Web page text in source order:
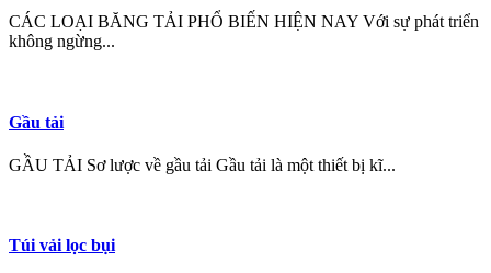
CÁC LOẠI BĂNG TẢI PHỔ BIẾN HIỆN NAY Với sự phát triển
không ngừng...
Gầu tải
GẦU TẢI Sơ lược về gầu tải Gầu tải là một thiết bị kĩ...
Túi vải lọc bụi